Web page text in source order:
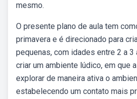
mesmo.
O presente plano de aula tem
primavera e é direcionado para
pequenas, com idades entre 2 a 3
criar um ambiente lúdico, em que
explorar de maneira ativa o
estabelecendo um contato mais